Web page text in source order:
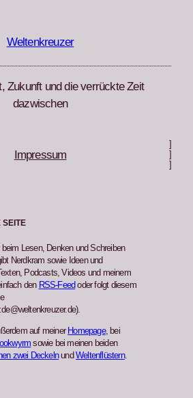
Weltenkreuzer
Zukunft und die verrückte Zeit
dazwischen
Impressum
SEITE
beim Lesen, Denken und Schreiben
Nerdkram sowie Ideen und
Podcasts, Videos und meinem
den RSS-Feed oder folgt diesem
auf meiner Homepage, bei
sowie bei meinen beiden
zwei DeckelnundWeltenflüstern.